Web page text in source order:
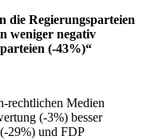
die Regierungsparteien
weniger negativ
(-43%)“
rechtlichen Medien
(-3%) besser
29%) und FDP